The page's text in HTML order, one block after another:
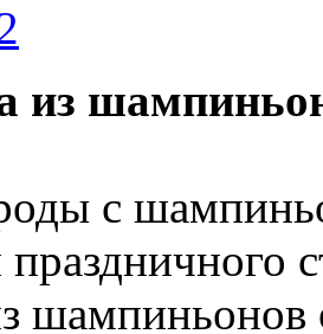
из
с
праздничного
шампиньонов